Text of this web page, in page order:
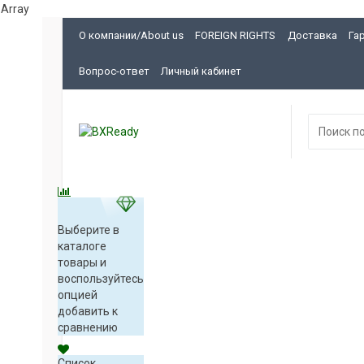
Array
О компании/About us FOREIGN RIGHTS Доставка
Вопрос-ответ Личный кабинет
Выберите в
каталоге
товары и
воспользуйтесь
опцией
добавить к
сравнению